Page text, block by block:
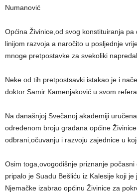
Numanović
Općina Živinice,od svog konstituiranja pa
linijom razvoja a naročito u posljednje
mnoge pretpostavke za svekoliki
Neke od tih pretpostsavki istakao je i
doktor Samir Kamenjaković u svom
Na današnjoj Svečanoj akademiji
određenom broju građana općine
odbrani,očuvanju i razvoju zajednice u
Osim toga,ovogodišnje priznanje
pripalo je Suadu Bešliću iz Kalesije koji
Njemačke izabrao općinu Živinice za